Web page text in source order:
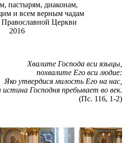
пастырям, диаконам,
и всем верным чадам
Православной Церкви
2016
Хвалите Господа вси языцы,
похвалите Его вси людие:
Яко утвердися милость Его на нас,
истина Господня пребывает во век.
(Пс. 116, 1-2)